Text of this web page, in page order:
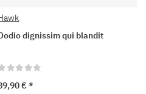
dignissim qui blandit
€*